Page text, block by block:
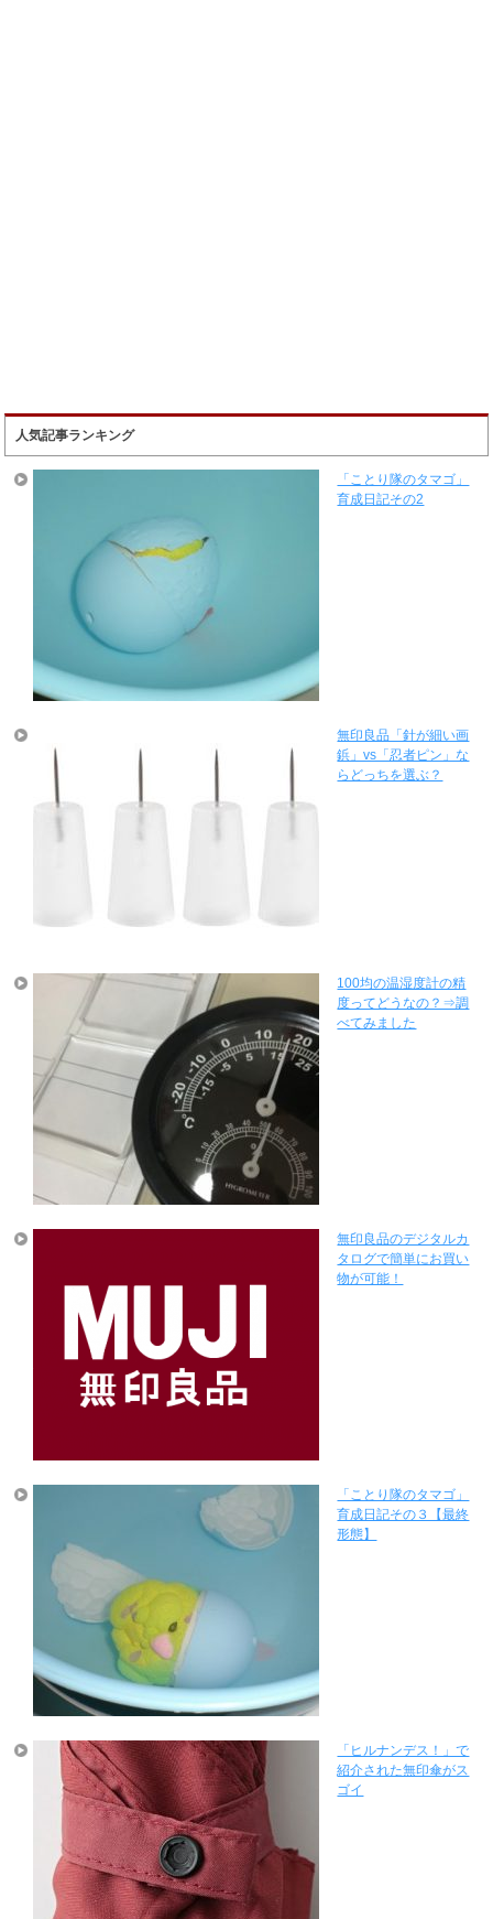
人気記事ランキング
「ことり隊のタマゴ」
育成日記その2
無印良品「針が細い画
鋲」vs「忍者ピン」な
らどっちを選ぶ？
100均の温湿度計の精
度ってどうなの？⇒調
べてみました
無印良品のデジタルカ
タログで簡単にお買い
物が可能！
「ことり隊のタマゴ」
育成日記その３【最終
形態】
「ヒルナンデス！」で
紹介された無印傘がス
ゴイ